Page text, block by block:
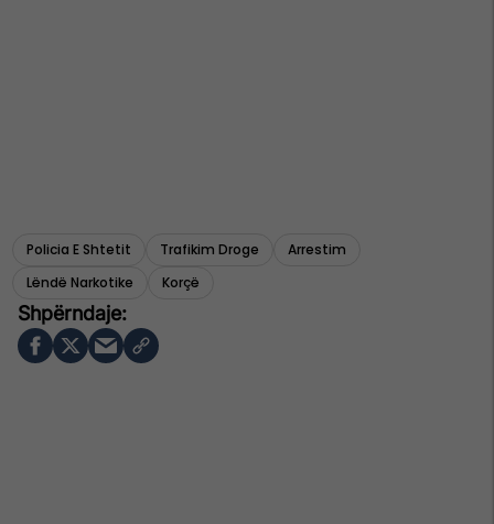
Policia E Shtetit Trafikim Droge
Arrestim
Lëndë Narkotike
Korçë